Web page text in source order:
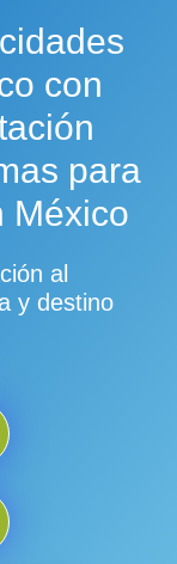
con
para
México
al
y destino